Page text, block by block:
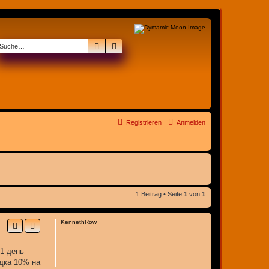
SucheErweiterte Suche
Anmelden
Registrieren
1 Beitrag • Seite 1 von 1
KennethRow
день
10% на